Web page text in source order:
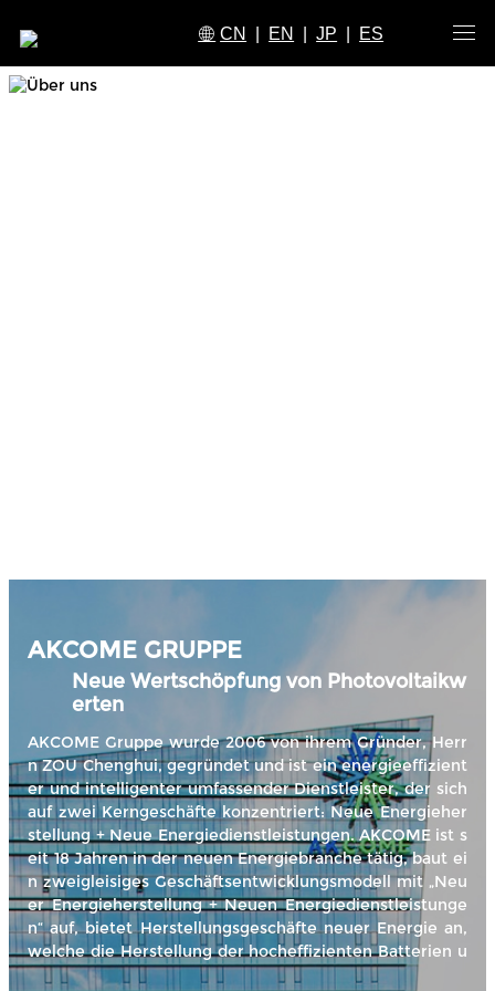
CN EN |JP ES
AKCOME GRUPPE
Neue Wertschöpfung von Photovoltaikw
erten
AKCOME Gruppe wurde 2006 von ihrem Gründer, Herr
n ZOU Chenghui, gegründet und ist ein energieeffizient
er und intelligenter umfassender Dienstleister, der sich
auf zwei Kerngeschäfte konzentriert: Neue Energieher
stellung + Neue Energiedienstleistungen. AKCOME ist s
eit 18 Jahren in der neuen Energiebranche tätig, baut ei
n zweigleisiges Geschäftsentwicklungsmodell mit „Neu
er Energieherstellung + Neuen Energiedienstleistunge
n“ auf, bietet Herstellungsgeschäfte neuer Energie an,
welche die Herstellung der hocheffizienten Batterien u
nd differenzierten Modulen als Kernstück sowie Herstel